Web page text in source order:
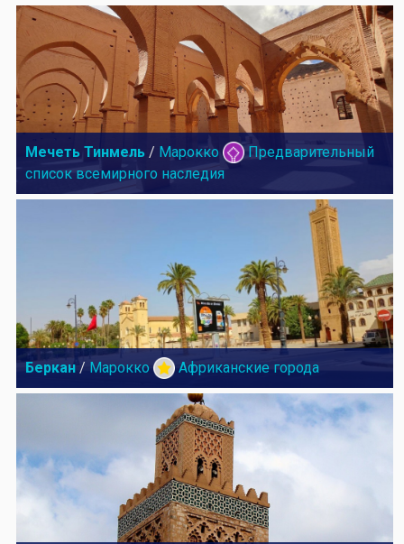
Мечеть Тинмель / Марокко
Предварительный
список всемирного наследия
Беркан / Марокко Африканские города